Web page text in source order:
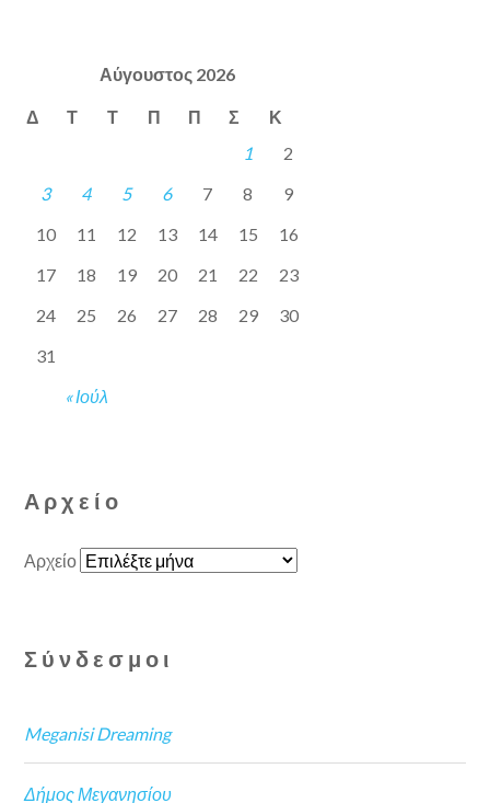
Αύγουστος 2026
Δ Τ Τ Π Π Σ Κ
« Ιούλ
1
2
3
4 5 6 7 8
9
10
11 12 13 14 15
16
17
18 19 20 21 22
23
24
25 26 27 28 29
30
31
Αρχείο
Αρχείο
Σύνδεσμοι
Meganisi Dreaming
Δήμος Μεγανησίου